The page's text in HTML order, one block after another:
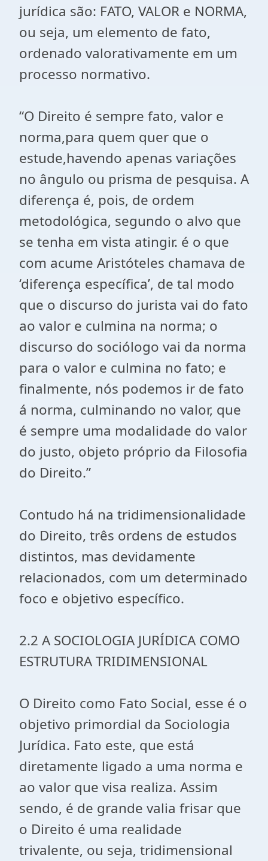
jurídica são: FATO, VALOR e NORMA,
ou seja, um elemento de fato,
ordenado valorativamente em um
processo normativo.
“O Direito é sempre fato, valor e
norma,para quem quer que o
estude,havendo apenas variações
no ângulo ou prisma de pesquisa. A
diferença é, pois, de ordem
metodológica, segundo o alvo que
se tenha em vista atingir. é o que
com acume Aristóteles chamava de
‘diferença específica’, de tal modo
que o discurso do jurista vai do fato
ao valor e culmina na norma; o
discurso do sociólogo vai da norma
para o valor e culmina no fato; e
finalmente, nós podemos ir de fato
á norma, culminando no valor, que
é sempre uma modalidade do valor
do justo, objeto próprio da Filosofia
do Direito.”
Contudo há na tridimensionalidade
do Direito, três ordens de estudos
distintos, mas devidamente
relacionados, com um determinado
foco e objetivo específico.
2.2 A SOCIOLOGIA JURÍDICA COMO
ESTRUTURA TRIDIMENSIONAL
O Direito como Fato Social, esse é o
objetivo primordial da Sociologia
Jurídica. Fato este, que está
diretamente ligado a uma norma e
ao valor que visa realiza. Assim
sendo, é de grande valia frisar que
o Direito é uma realidade
trivalente, ou seja, tridimensional